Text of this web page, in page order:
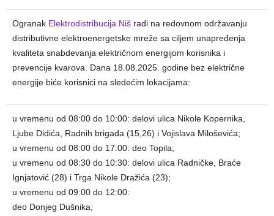
Ogranak Elektrodistribucija Niš radi na redovnom održavanju
distributivne elektroenergetske mreže sa ciljem unapređenja
kvaliteta snabdevanja električnom energijom korisnika i
prevencije kvarova. Dana 18.08.2025. godine bez električne
energije biće korisnici na sledećim lokacijama:
u vremenu od 08:00 do 10:00: delovi ulica Nikole Kopernika,
Ljube Didića, Radnih brigada (15,26) i Vojislava Miloševića;
u vremenu od 08:00 do 17:00: deo Topila;
u vremenu od 08:30 do 10:30: delovi ulica Radničke, Braće
Ignjatović (28) i Trga Nikole Dražića (23);
u vremenu od 09:00 do 12:00:
deo Donjeg Dušnika;